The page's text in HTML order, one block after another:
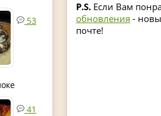
53
41
P.S. Если Вам
обновления -
почте!